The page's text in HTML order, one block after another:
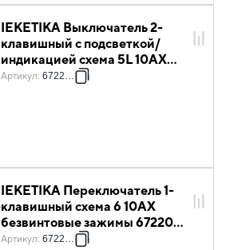
IEKETIKA Выключатель 2-
клавишный с подсветкой/
индикацией схема 5L 10АХ
безвинтовые зажимы 6722041
Артикул: 6722041
IEKETIKA Переключатель 1-
клавишный схема 6 10АХ
безвинтовые зажимы 6722051
белый IEK
Артикул: 6722051